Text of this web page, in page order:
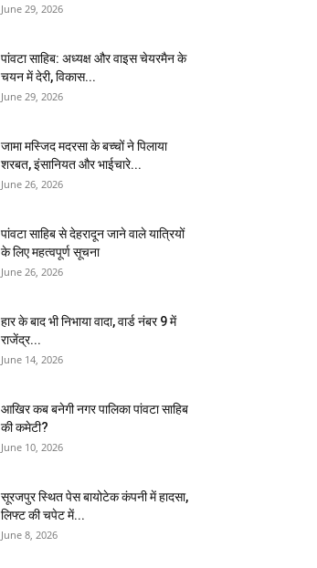
June 29, 2026
पांवटा साहिब: अध्यक्ष और वाइस चेयरमैन के
चयन में देरी, विकास...
June 29, 2026
जामा मस्जिद मदरसा के बच्चों ने पिलाया
शरबत, इंसानियत और भाईचारे...
June 26, 2026
पांवटा साहिब से देहरादून जाने वाले यात्रियों
के लिए महत्वपूर्ण सूचना
June 26, 2026
हार के बाद भी निभाया वादा, वार्ड नंबर 9 में
राजेंद्र...
June 14, 2026
आखिर कब बनेगी नगर पालिका पांवटा साहिब
की कमेटी?
June 10, 2026
सूरजपुर स्थित पेस बायोटेक कंपनी में हादसा,
लिफ्ट की चपेट में...
June 8, 2026